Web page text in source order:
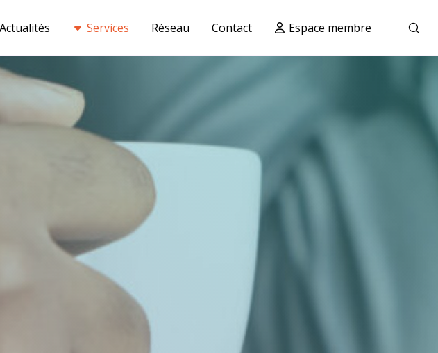
Actualités Services Réseau Contact Espace membre